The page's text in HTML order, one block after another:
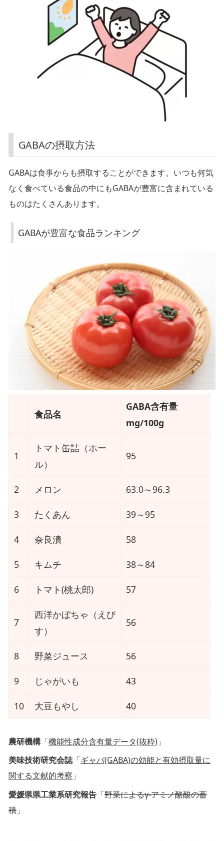
り
覚
に
す
G
の
効
果
A
G
A
B
A
豊
な
食
品
ラ
ン
ン
G
A
B
GABAの摂取方法
GABAは食事からも摂取することができます。いつも何気
なく食べている食品の中にもGABAが豊富に含まれている
ものはたくさんあります。
GABAが豊富な食品ランキング
食品名
GABA含有量
mg/100g
1
トマト缶詰（ホー
ル）
95
2 メロン 63.0～96.3
3 たくあん 39～95
4 奈良漬 58
5 キムチ 38～84
6 トマト(桃太郎) 57
7
西洋かぼちゃ（えび
す）
56
8 野菜ジュース 56
9 じゃがいも 43
10 大豆もやし 40
農研機構 「機能性成分含有量データ(抜粋) 」
美味技術研究会誌「ギャバ(GABA)の効能と有効摂取量に
関する文献的考察 」
愛媛県県工業系研究報告 「野菜によるγ-アミノ酪酸の蓄
積 」